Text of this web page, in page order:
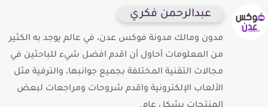
عبدالرحمن فكري
مدون ومالك مدونة فوكس عدن، في عالم يوجد به الكثير
من المعلومات أحاول أن اقدم افضل شيء للباحثين في
مجالات التقنية المختلفة بجميع جوانبها، والترفية مثل
الألعاب الإلكترونية واقدم شروحات ومراجعات لبعض